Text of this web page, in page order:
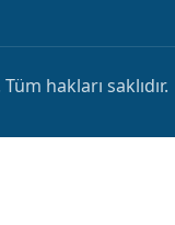
hakları saklıdır.